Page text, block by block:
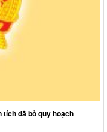
tích đã bỏ quy hoạch